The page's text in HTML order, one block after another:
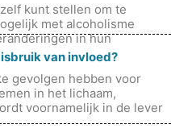
kunt stellen om te
met alcoholisme
in hun
van invloed?
gevolgen hebben voor
in het lichaam,
voornamelijk in de lever